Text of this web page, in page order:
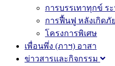
การบรรเทาทุกข์ ร
การฟื้นฟู หลังเกิดภั
โครงการพิเศษ
เพื่อนพึ่ง (ภาฯ) อาสา
ข่าวสารและกิจกรรม